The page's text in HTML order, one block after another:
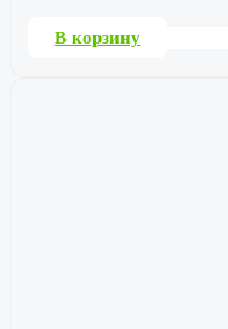
В корзину